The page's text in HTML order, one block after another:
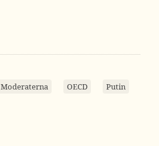
Moderaterna OECD Putin